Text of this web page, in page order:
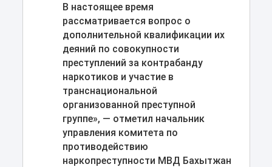
В настоящее время
рассматривается вопрос о
дополнительной квалификации их
деяний по совокупности
преступлений за контрабанду
наркотиков и участие в
транснациональной
организованной преступной
группе», — отметил начальник
управления комитета по
противодействию
наркопреступности МВД Бахытжан